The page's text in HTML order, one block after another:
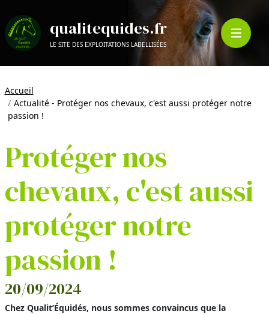
qualitequides.fr
LE SITE DES EXPLOITATIONS LABELLISÉES
Accueil
Actualité - Protéger nos chevaux, c'est aussi protéger notre
passion !
Protéger nos
chevaux, c'est aussi
protéger notre
passion !
20/09/2024
Chez Qualit’Équidés, nous sommes convaincus que la